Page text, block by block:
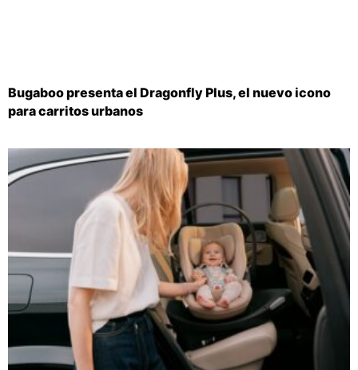
Bugaboo presenta el Dragonfly Plus, el nuevo icono
para carritos urbanos